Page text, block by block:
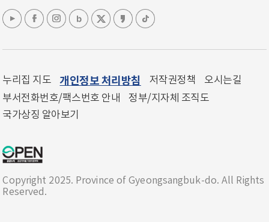
누리집 지도 개인정보 처리방침 저작권정책
오시는길
부서전화번호/팩스번호 안내
정부/지자체 조직도
국가상징 알아보기
Copyright 2025. Province of Gyeongsangbuk-do. All Rights
Reserved.